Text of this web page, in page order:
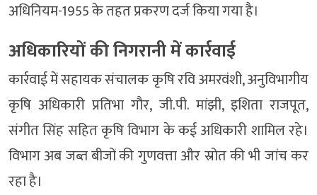
अधिनियम-1955 के तहत प्रकरण दर्ज किया गया है।
अधिकारियों की निगरानी में कार्रवाई
कार्रवाई में सहायक संचालक कृषि रवि अमरवंशी, अनुविभागीय
कृषि अधिकारी प्रतिभा गौर, जी.पी. मांझी, इशिता राजपूत,
संगीत सिंह सहित कृषि विभाग के कई अधिकारी शामिल रहे।
विभाग अब जब्त बीजों की गुणवत्ता और स्रोत की भी जांच कर
रहा है।